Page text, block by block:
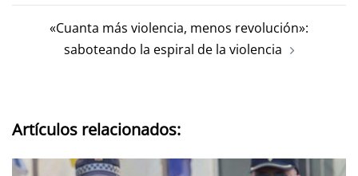
«Cuanta más violencia, menos revolución»:
saboteando la espiral de la violencia
Artículos relacionados: